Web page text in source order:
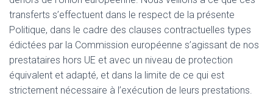
transferts s’effectuent dans le respect de la présente
Politique, dans le cadre des clauses contractuelles types
édictées par la Commission européenne s’agissant de nos
prestataires hors UE et avec un niveau de protection
équivalent et adapté, et dans la limite de ce qui est
strictement nécessaire à l’exécution de leurs prestations.